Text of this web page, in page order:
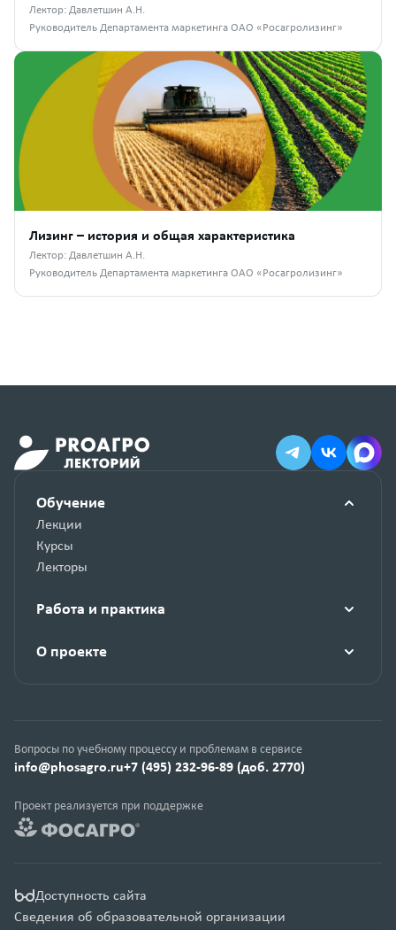
Лектор: Давлетшин А.Н.
Руководитель Департамента маркетинга ОАО «Росагролизинг»
Лизинг – история и общая характеристика
Лектор: Давлетшин А.Н.
Руководитель Департамента маркетинга ОАО «Росагролизинг»
Обучение
Лекции
Курсы
Лекторы
Работа и практика
О проекте
Доступность сайта
Сведения об образовательной организации
Вопросы по учебному процессу и проблемам в сервисе
info@phosagro.ru+7 (495) 232-96-89 (доб. 2770)
Проект реализуется при поддержке